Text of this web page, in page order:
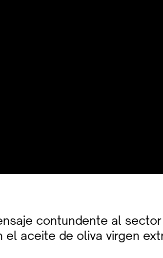
contundente al
el aceite de oliva virgen